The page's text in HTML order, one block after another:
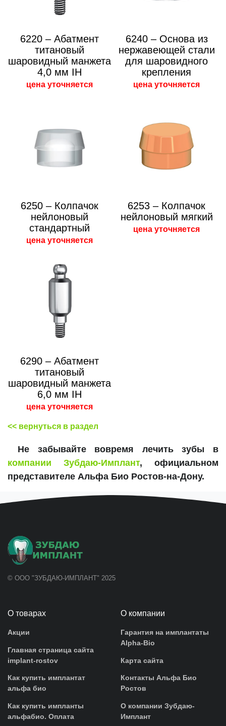
6220 – Абатмент
титановый
шаровидный манжета
4,0 мм IH
цена уточняется
6240 – Основа из
нержавеющей стали
для шаровидного
крепления
цена уточняется
6250 – Колпачок
нейлоновый
стандартный
цена уточняется
6253 – Колпачок
нейлоновый мягкий
цена уточняется
6290 – Абатмент
титановый
шаровидный манжета
6,0 мм IH
цена уточняется
<< вернуться в раздел
Не забывайте вовремя лечить зубы в
компании Зубдаю-Имплант, официальном
представителе Альфа Био Ростов-на-Дону.
© ООО "ЗУБДАЮ-ИМПЛАНТ" 2025
О товарах
Акции
Главная страница сайта
implant-rostov
Как купить имплантат
альфа био
Как купить импланты
альфабио. Оплата
О компании
Гарантия на имплантаты
Alpha-Bio
Карта сайта
Контакты Альфа Био
Ростов
О компании Зубдаю-
Имплант